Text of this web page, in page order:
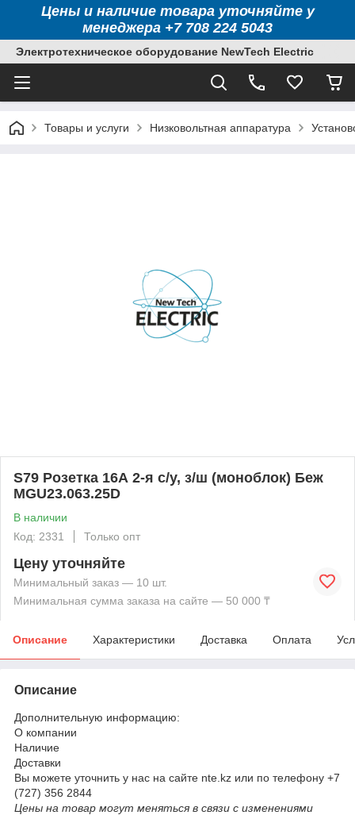
Цены и наличие товара уточняйте у
менеджера +7 708 224 5043
Электротехническое оборудование NewTech Electric
Товары и услуги Низковольтная аппаратура
S79 Розетка 16А 2-я с/у, з/ш (моноблок) Беж
MGU23.063.25D
В наличии
Код: 2331
Только опт
Цену уточняйте
Минимальный заказ — 10 шт.
Минимальная сумма заказа на сайте — 50 000 ₸
Описание Характеристики Доставка Оплата
Описание
Дополнительную информацию:
О компании
Наличие
Доставки
Вы можете уточнить у нас на сайте nte.kz или по телефону +7
(727) 356 2844
Цены на товар могут меняться в связи с изменениями